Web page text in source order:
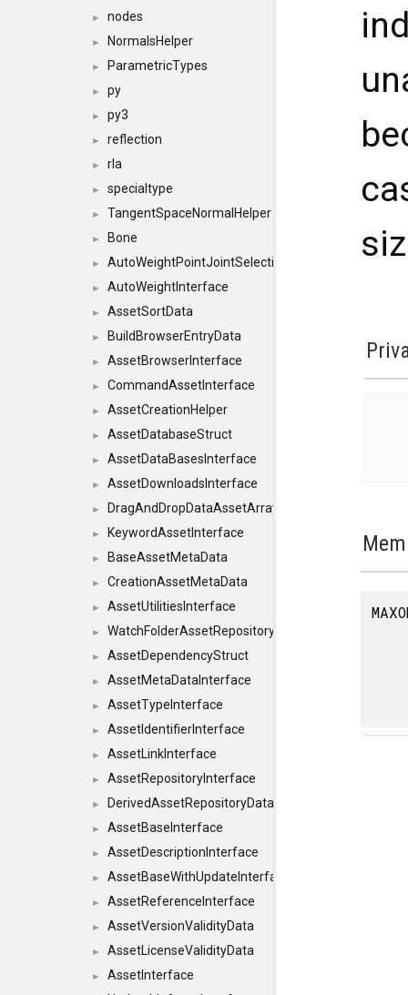
► nodes
► NormalsHelper
► ParametricTypes
► py
► py3
► reflection
► rla
► specialtype
► TangentSpaceNormalHelper
► Bone
► AutoWeightPointJointSelections
► AutoWeightInterface
► AssetSortData
► BuildBrowserEntryData
► AssetBrowserInterface
► CommandAssetInterface
► AssetCreationHelper
► AssetDatabaseStruct
► AssetDataBasesInterface
► AssetDownloadsInterface
► DragAndDropDataAssetArray
► KeywordAssetInterface
► BaseAssetMetaData
► CreationAssetMetaData
► AssetUtilitiesInterface
► WatchFolderAssetRepositoryInterface
► AssetDependencyStruct
► AssetMetaDataInterface
► AssetTypeInterface
► AssetIdentifierInterface
► AssetLinkInterface
► AssetRepositoryInterface
► DerivedAssetRepositoryDataInterface
► AssetBaseInterface
► AssetDescriptionInterface
► AssetBaseWithUpdateInterface
► AssetReferenceInterface
► AssetVersionValidityData
► AssetLicenseValidityData
►
AssetInterface